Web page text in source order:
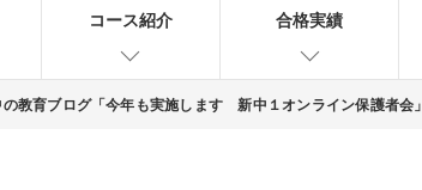
コース紹介 合格実績
教育ブログ「今年も実施します 新中１オンライン保護者会」